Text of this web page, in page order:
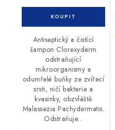
Antiseptický a čistící
šampon Clorexyderm
odstraňující
mikroorganismy a
odumřelé buňky ze zvířecí
srsti, ničí bakterie a
kvasinky, obzvláště
Malassezia Pachydermatis.
Odstraňuje...